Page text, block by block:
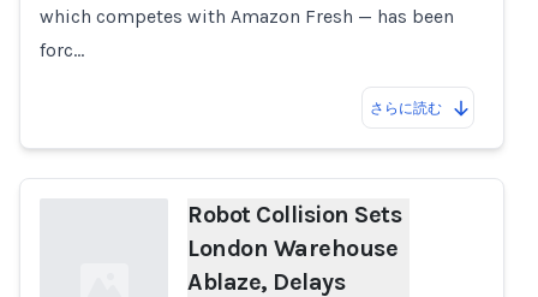
which competes with Amazon Fresh — has been
forc…
さらに読む
Robot Collision Sets
London Warehouse
Ablaze, Delays